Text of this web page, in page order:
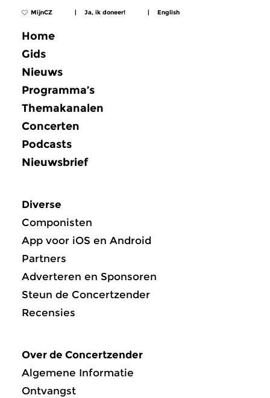
MijnCZ | Ja, ik doneer! | English
Home
Gids
Nieuws
Programma’s
Themakanalen
Concerten
Podcasts
Nieuwsbrief
Diverse
Componisten
App voor iOS en Android
Partners
Adverteren en Sponsoren
Steun de Concertzender
Recensies
Over de Concertzender
Algemene Informatie
Ontvangst